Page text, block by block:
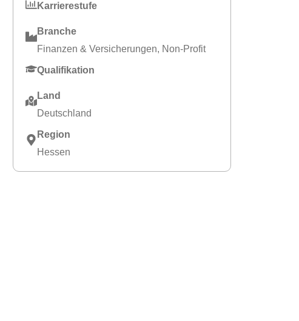
Karrierestufe
Branche
Finanzen & Versicherungen, Non-Profit
Qualifikation
Land
Deutschland
Region
Hessen